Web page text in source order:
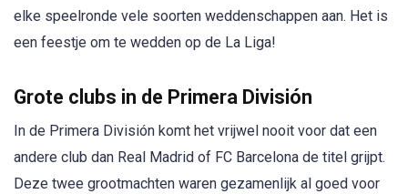
elke speelronde vele soorten weddenschappen aan. Het is
een feestje om te wedden op de La Liga!
Grote clubs in de Primera División
In de Primera División komt het vrijwel nooit voor dat een
andere club dan Real Madrid of FC Barcelona de titel grijpt.
Deze twee grootmachten waren gezamenlijk al goed voor